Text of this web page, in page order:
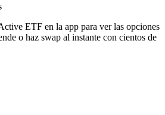
ETF en la app para ver las opciones
o haz swap al instante con cientos de